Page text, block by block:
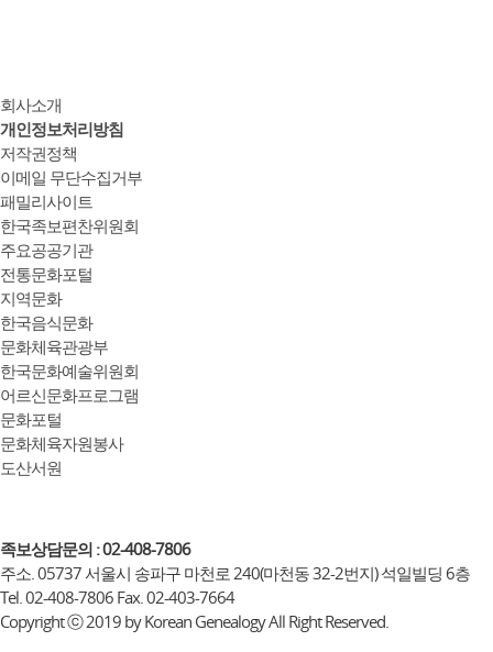
회사소개
개인정보처리방침
저작권정책
이메일 무단수집거부
패밀리사이트
한국족보편찬위원회
주요공공기관
전통문화포털
지역문화
한국음식문화
문화체육관광부
한국문화예술위원회
어르신문화프로그램
문화포털
문화체육자원봉사
도산서원
족보상담문의 : 02-408-7806
주소. 05737 서울시 송파구 마천로 240(마천동 32-2번지) 석일빌딩 6층
Tel. 02-408-7806 Fax. 02-403-7664
Copyright ⓒ 2019 by Korean Genealogy All Right Reserved.